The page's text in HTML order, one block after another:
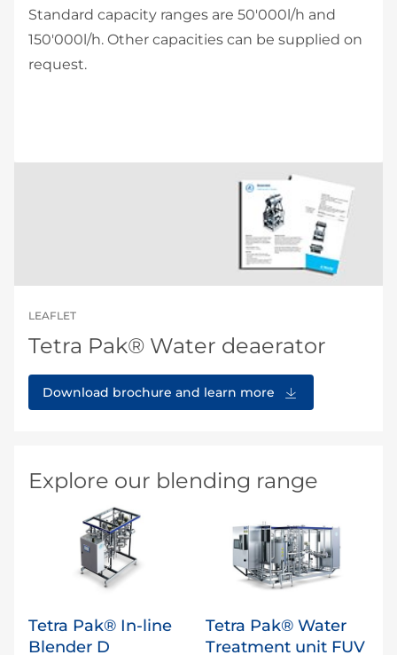
Standard capacity ranges are 50'000l/h and
150'000l/h. Other capacities can be supplied on
request.
LEAFLET
Tetra Pak® Water deaerator
Download brochure and learn more
Explore our blending range
Tetra Pak® In-line
Blender D
Tetra Pak® Water
Treatment unit FUV